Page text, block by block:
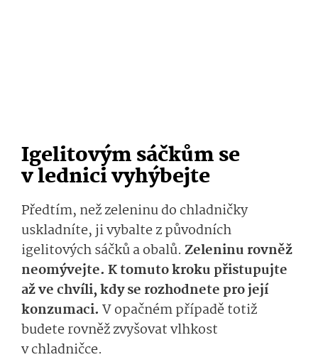
Igelitovým sáčkům se
v lednici vyhýbejte
Předtím, než zeleninu do chladničky
uskladníte, ji vybalte z původních
igelitových sáčků a obalů. Zeleninu rovněž
neomývejte. K tomuto kroku přistupujte
až ve chvíli, kdy se rozhodnete pro její
konzumaci. V opačném případě totiž
budete rovněž zvyšovat vlhkost
v chladničce.